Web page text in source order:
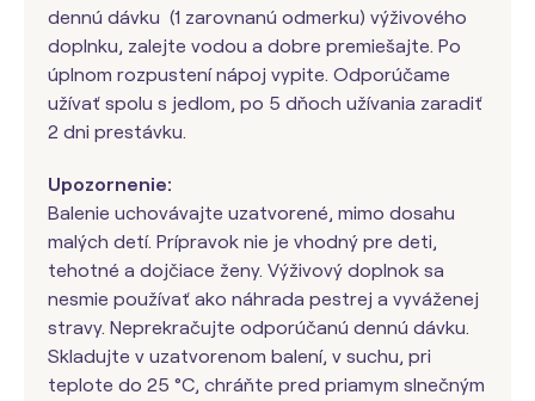
dennú dávku (1 zarovnanú odmerku) výživového
doplnku, zalejte vodou a dobre premiešajte. Po
úplnom rozpustení nápoj vypite. Odporúčame
užívať spolu s jedlom, po 5 dňoch užívania zaradiť
2 dni prestávku.
Upozornenie:
Balenie uchovávajte uzatvorené, mimo dosahu
malých detí. Prípravok nie je vhodný pre deti,
tehotné a dojčiace ženy. Výživový doplnok sa
nesmie používať ako náhrada pestrej a vyváženej
stravy. Neprekračujte odporúčanú dennú dávku.
Skladujte v uzatvorenom balení, v suchu, pri
teplote do 25 °C, chráňte pred priamym slnečným